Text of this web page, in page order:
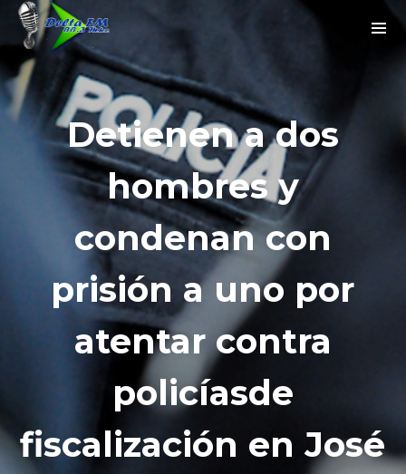
Detienen a dos
hombres y
condenan con
prisión a uno por
atentar contra
policíasde
fiscalización en José